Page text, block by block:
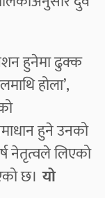
हुनेमा ढुक्क
होला’,
हुने उनको
नेतृत्वले लिएको
छ।यो